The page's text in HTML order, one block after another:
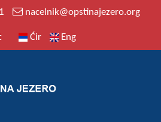
nacelnik@opstinajezero.org
Ćir Eng